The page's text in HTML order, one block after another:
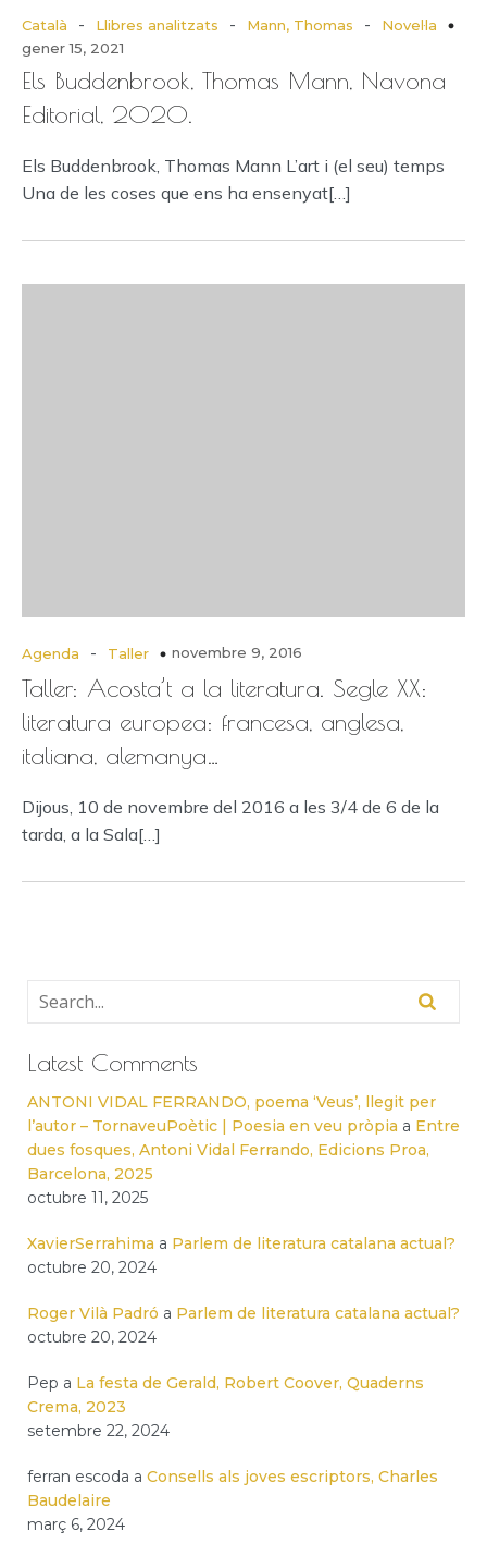
Català - Llibres analitzats - Mann, Thomas -
Novel·la
gener 15, 2021
Els Buddenbrook, Thomas Mann, Navona
Editorial, 2020.
Els Buddenbrook, Thomas Mann L’art i (el seu) temps
Una de les coses que ens ha ensenyat[…]
Agenda - Taller novembre 9, 2016
Taller: Acosta’t a la literatura. Segle XX:
literatura europea: francesa, anglesa,
italiana, alemanya…
Dijous, 10 de novembre del 2016 a les 3/4 de 6 de la
tarda, a la Sala[…]
Latest Comments
ANTONI VIDAL FERRANDO, poema ‘Veus’, llegit per
l’autor – TornaveuPoètic | Poesia en veu pròpia a Entre
dues fosques, Antoni Vidal Ferrando, Edicions Proa,
Barcelona, 2025
octubre 11, 2025
XavierSerrahima a Parlem de literatura catalana actual?
octubre 20, 2024
Roger Vilà Padró a Parlem de literatura catalana actual?
octubre 20, 2024
Pep a La festa de Gerald, Robert Coover, Quaderns
Crema, 2023
setembre 22, 2024
ferran escoda a Consells als joves escriptors, Charles
Baudelaire
març 6, 2024